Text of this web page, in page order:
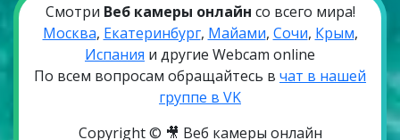
Смотри Веб камеры онлайн со всего мира!
Москва, Екатеринбург, Майами, Сочи, Крым,
Испания и другие Webcam online
По всем вопросам обращайтесь в чат в нашей
группе в VK
Copyright © 🎥 Веб камеры онлайн